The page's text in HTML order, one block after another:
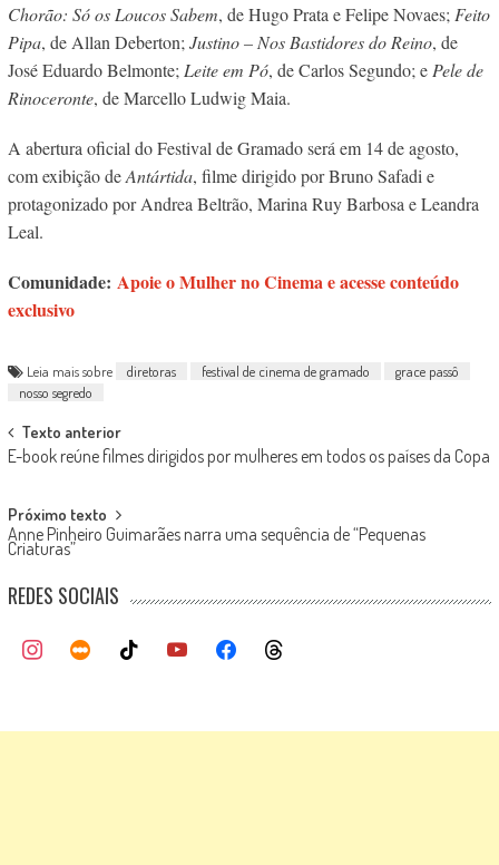
Chorão: Só os Loucos Sabem, de Hugo Prata e Felipe Novaes;Feito
Pipa, de Allan Deberton;Justino – Nos Bastidores do Reino, de
José Eduardo Belmonte;Leite em Pó, de Carlos Segundo; ePele de
Rinoceronte, de Marcello Ludwig Maia.
A abertura oficial do Festival de Gramado será em 14 de agosto,
com exibição deAntártida, filme dirigido por Bruno Safadi e
protagonizado por Andrea Beltrão, Marina Ruy Barbosa e Leandra
Leal.
Comunidade: Apoie o Mulher no Cinema e acesse conteúdo
exclusivo
Leia mais sobre diretoras festival de cinema de gramado
grace passô
nosso segredo
Post
navigation
Texto anterior
E-book reúne filmes dirigidos por mulheres em todos os países da Copa
Próximo texto
Anne Pinheiro Guimarães narra uma sequência de “Pequenas
Criaturas”
REDES SOCIAIS